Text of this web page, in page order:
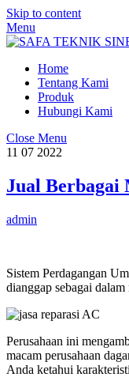
Skip to content
Menu
Home
Tentang Kami
Produk
Hubungi Kami
Close Menu
11 07 2022
Jual Berbagai
admin
Sistem Perdagangan
dianggap sebagai
Perusahaan ini
macam perusahaan
Anda ketahui